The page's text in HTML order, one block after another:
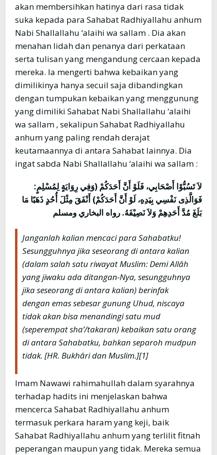
akan membersihkan hatinya dari rasa tidak
suka kepada para Sahabat Radhiyallahu anhum
Nabi Shallallahu ‘alaihi wa sallam . Dia akan
menahan lidah dan penanya dari perkataan
serta tulisan yang mengandung cercaan kepada
mereka. Ia mengerti bahwa kebaikan yang
dimilikinya hanya secuil saja dibandingkan
dengan tumpukan kebaikan yang menggunung
yang dimiliki Sahabat Nabi Shallallahu ‘alaihi
wa sallam , sekalipun Sahabat Radhiyallahu
anhum yang paling rendah derajat
keutamaannya di antara Sahabat lainnya. Dia
ingat sabda Nabi Shallallahu ‘alaihi wa sallam :
لاَ تَسُبُّوْا أَصْحَابِي، فَلَوْ أَنَّ أَحَدَكُمْ (وَفِي رِوَايَةٍ لِمُسْلِمٍ:
فَوَالَّذِى نَفْسِي بِيَدِهِ، لَوْ أَنَّ أَحَدَكُمْ) أَنْفَقَ مِثْلَ أُحُدٍ ذَهَبًا مَا
بَلَغَ مُدَّ أَحَدِهِمْ وَلاَ نَصِيْفَهُ. رواه البخاري ومسلم
Janganlah kalian mencaci para Sahabatku!
Sesungguhnya jika seseorang di antara kalian
(dalam salah satu riwayat Muslim: Demi Allâh
yang jiwaku ada ditangan-Nya, sesungguhnya
jika seseorang di antara kalian) berinfak
dengan emas sebesar gunung Uhud, niscaya
tidak akan bisa menandingi satu mud
(seperempat sha’/takaran) kebaikan satu orang
di antara Sahabatku, bahkan separoh mudpun
tidak. [HR. Bukhâri dan Muslim.][1]
Imam Nawawi rahimahullah dalam syarahnya
terhadap hadits ini menjelaskan bahwa
mencerca Sahabat Radhiyallahu anhum
termasuk perkara haram yang keji, baik
Sahabat Radhiyallahu anhum yang terlilit fitnah
peperangan maupun yang tidak. Mereka semua